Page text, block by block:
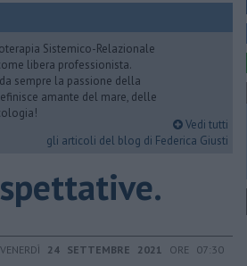
Sistemico-Relazionale
libera professionista.
sempre la passione della
amante del mare, delle
Vedi tutti
gli articoli del blog di Federica Giusti
24 SETTEMBRE 2021 ORE 07:30